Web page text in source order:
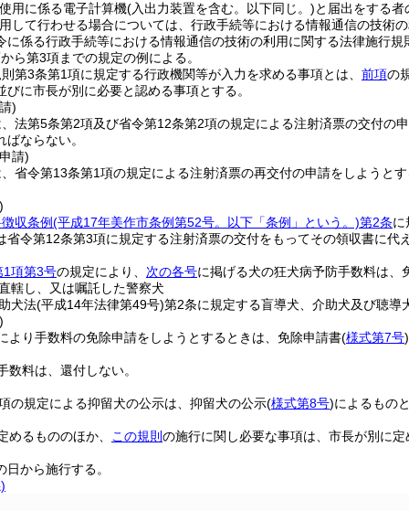
用に係る電子計算機(入出力装置を含む。以下同じ。)と届出をする
して行わせる場合については、行政手続等における情報通信の技術
に係る行政手続等における情報通信の技術の利用に関する法律施行規
ら第3項までの規定の例による。
第3条第1項に規定する行政機関等が入力を求める事項とは、 前項の
びに市長が別に必要と認める事項とする。
)
法第5条第2項及び省令第12条第2項の規定による注射済票の交付の
ならない。
請)
省令第13条第1項の規定による注射済票の再交付の申請をしようと
収条例(平成17年美作市条例第52号。以下「条例」という。)第2条に
省令第12条第3項に規定する注射済票の交付をもってその領収書に代
1項第3号の規定により、 次の各号に掲げる犬の狂犬病予防手数料は、
轄し、又は嘱託した警察犬
犬法(平成14年法律第49号)第2条に規定する盲導犬、介助犬及び聴導
より手数料の免除申請をしようとするときは、免除申請書(様式第7号)
数料は、還付しない。
の規定による抑留犬の公示は、抑留犬の公示(様式第8号)によるもの
めるもののほか、 この規則 の施行に関し必要な事項は、市長が別に定
日から施行する。